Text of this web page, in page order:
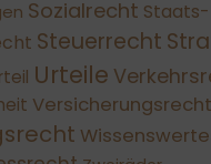
Sozialrecht
Steuerrecht
Urteile
Versicherungsrecht